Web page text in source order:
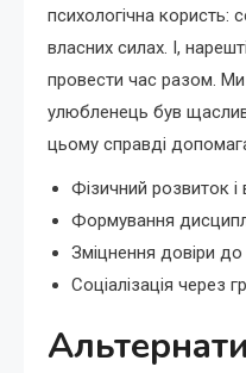
психологічна користь:
власних силах. І,
провести час разом.
улюбленець був
цьому справді
Фізичний розвиток і
Формування
Зміцнення довіри
Соціалізація через